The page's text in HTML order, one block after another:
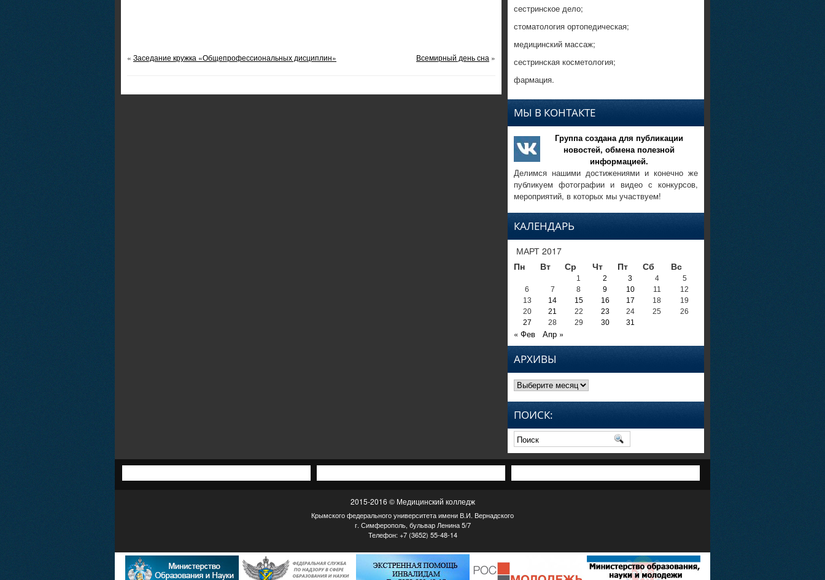
« Заседание кружка «Общепрофессиональных дисциплин» Всемирный день сна »
сестринское дело;
стоматология ортопедическая;
медицинский массаж;
сестринская косметология;
фармация.
МЫ В КОНТАКТЕ
Группа создана для публикации
новостей, обмена полезной
информацией.
Делимся нашими достижениями и конечно же
публикуем фотографии и видео с конкурсов,
мероприятий, в которых мы участвуем!
КАЛЕНДАРЬ
МАРТ 2017
Пн
Вт Ср Чт Пт Сб Вс
1 2 3 4
5
6
7 8 9 10 11
12
13
14 15 16 17 18
19
20
21 22 23 24 25
26
27
28 29 30 31
« Фев Апр »
АРХИВЫ
Архивы
ПОИСК:
2015-2016 © Медицинский колледж
Крымского федерального университета имени В.И. Вернадского
г. Симферополь, бульвар Ленина 5/7
Телефон: +7 (3652) 55-48-14